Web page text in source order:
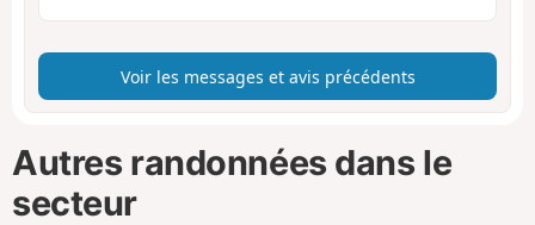
Voir les messages et avis précédents
Autres randonnées dans le
secteur